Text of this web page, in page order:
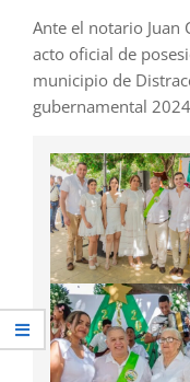
Ante el notario Juan
acto oficial de
municipio de
gubernamental